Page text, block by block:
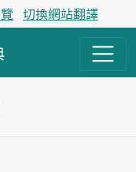
切換網站翻譯